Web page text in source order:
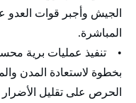
الجيش وأجبر قوات العدو
المباشرة.
• تنفيذ عمليات برية
بخطوة لاستعادة المدن
الحرص على تقليل الأضرار